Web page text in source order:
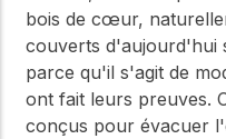
bois de cœur,
couverts d'aujourd'hui
parce qu'il s'agit de
ont fait leurs preuves.
conçus pour évacuer